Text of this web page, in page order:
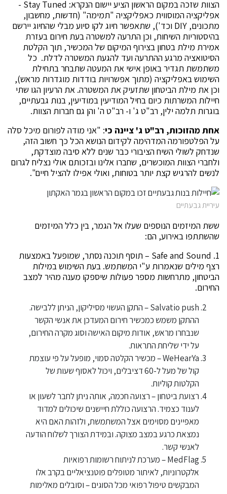
הצוות שזכה במקום הראשון הציע יישום הנקרא: Stay Tuned -
אפליקציה המוסווית כאפליקציה "תמימה" (חדשות, מחשבון,
מתכונים, DIY וכד'), שתאפשר חיוג לקו סיוע מבלי שהחיוג יירשם
בהיסטוריות השיחות, וכן התרעה למשטרה בעת חירום בעזרת
אמירת מילת בטחון בצירוף המיקום של המכשיר, תוך הקלטת
הסיטואציה מרגע ההתרעה ועד להגעת המשטרה לדלת. כל
משתמשת תגדיר באופן אישי את המעטה שתבחר בתחילת
השימוש באפליקציה (מתוך אפשרויות בודדות מוגדרות מראש),
וכן את מילת הביטחון שתזעיק את המשטרה. את הרעיון הגו שתי
חיילות המשרתות כיום בחיל המודיעין במודיעין, בנות גבעתיים,
בוגרות תלמה ילין, רב"ט ג' ו- רב"ט ה' והן גם חברות הצוות.
אחת מהזוכות, רב"ט ג' ציינה כי: "אני מודה לפורום מיכל סלה
על הפלטפורמה המדהימה לקידום הנושא הכל כך חשוב הזה,
שנדחק לשולי השיח הציבורי כבר שנים ללא סיבה מוצדקת,
ולחברי הצוות המוכשרים, שחברו אלינו ובזכותם אולי נצליח לגרום
לנשים להרגיש קצת יותר בטוחות, ואולי אפילו להציל חיים".
עיריית גבעתיים
ששת המיזמים הנוספים שעלו אל הגמר, בין כלל המיזמים
שהשתתפו באירוע, הם:
‏1. Safe and Sound – תוסף תוכנה נסתר, שמופעל באמצעות
רצף מילים שנאמרות ע"י המשתמש. בעת השימוש במילות
הביטחון, מתרחשות מספר פעולות שיספקו מענה מהיר למצב
החירום.
‏Salvatio push – התקן העשוי מסיליקון, הניתן ללבישה.
ההתקן משמש כמכשיר חירום המעדכן את אנשי הקשר
שנבחרו מראש, אודות מיקום האישה וסוג מקרה החירום,
על ידי שליחת התראות.
‏WeHearYa – מכשיר הקלטה סמוי, מופעל על פי עוצמת
קול של מעל ל-60 דציבלים, ויכול לאסוף שעות של
הקלטות קוליות.
רצועת ביטחון – רצועה חכמה, אותה ניתן לחבר לשעון או
לענוד כצמיד. הרצועה כוללת חיישנים שיכולים למדוד
מאפיינים מסוימים אצל המשתמשת, ולזהות האם היא
נמצאת כרגע במצב מצוקה. ובמידת הצורך לשלוח הודעה
לאנשי קשר.
‏MedFlag – מערכת לניתוח רשומות רפואיות
אלקטרוניות, לאיתור מטופלים פוטנציאליים בקרב אלו
המבקשים טיפול רפואי מכל הסוגים – וסובלים מאלימות